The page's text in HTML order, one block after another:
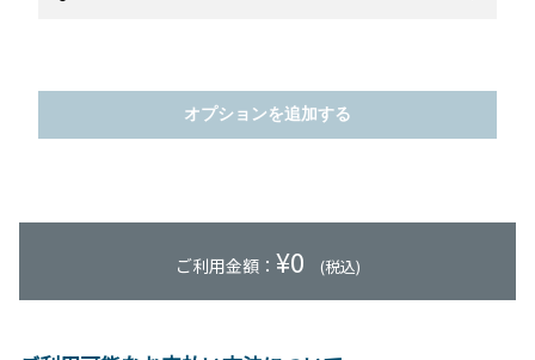
オプションを追加する
ご利用金額： ¥0 (税込)